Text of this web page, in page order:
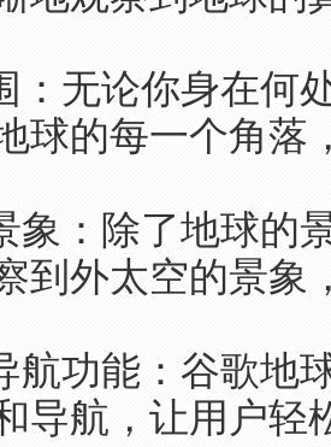
：无论你身在何
球的每一个角落
象：除了地球的
到外太空的景象
航功能：谷歌地
导航，让用户轻